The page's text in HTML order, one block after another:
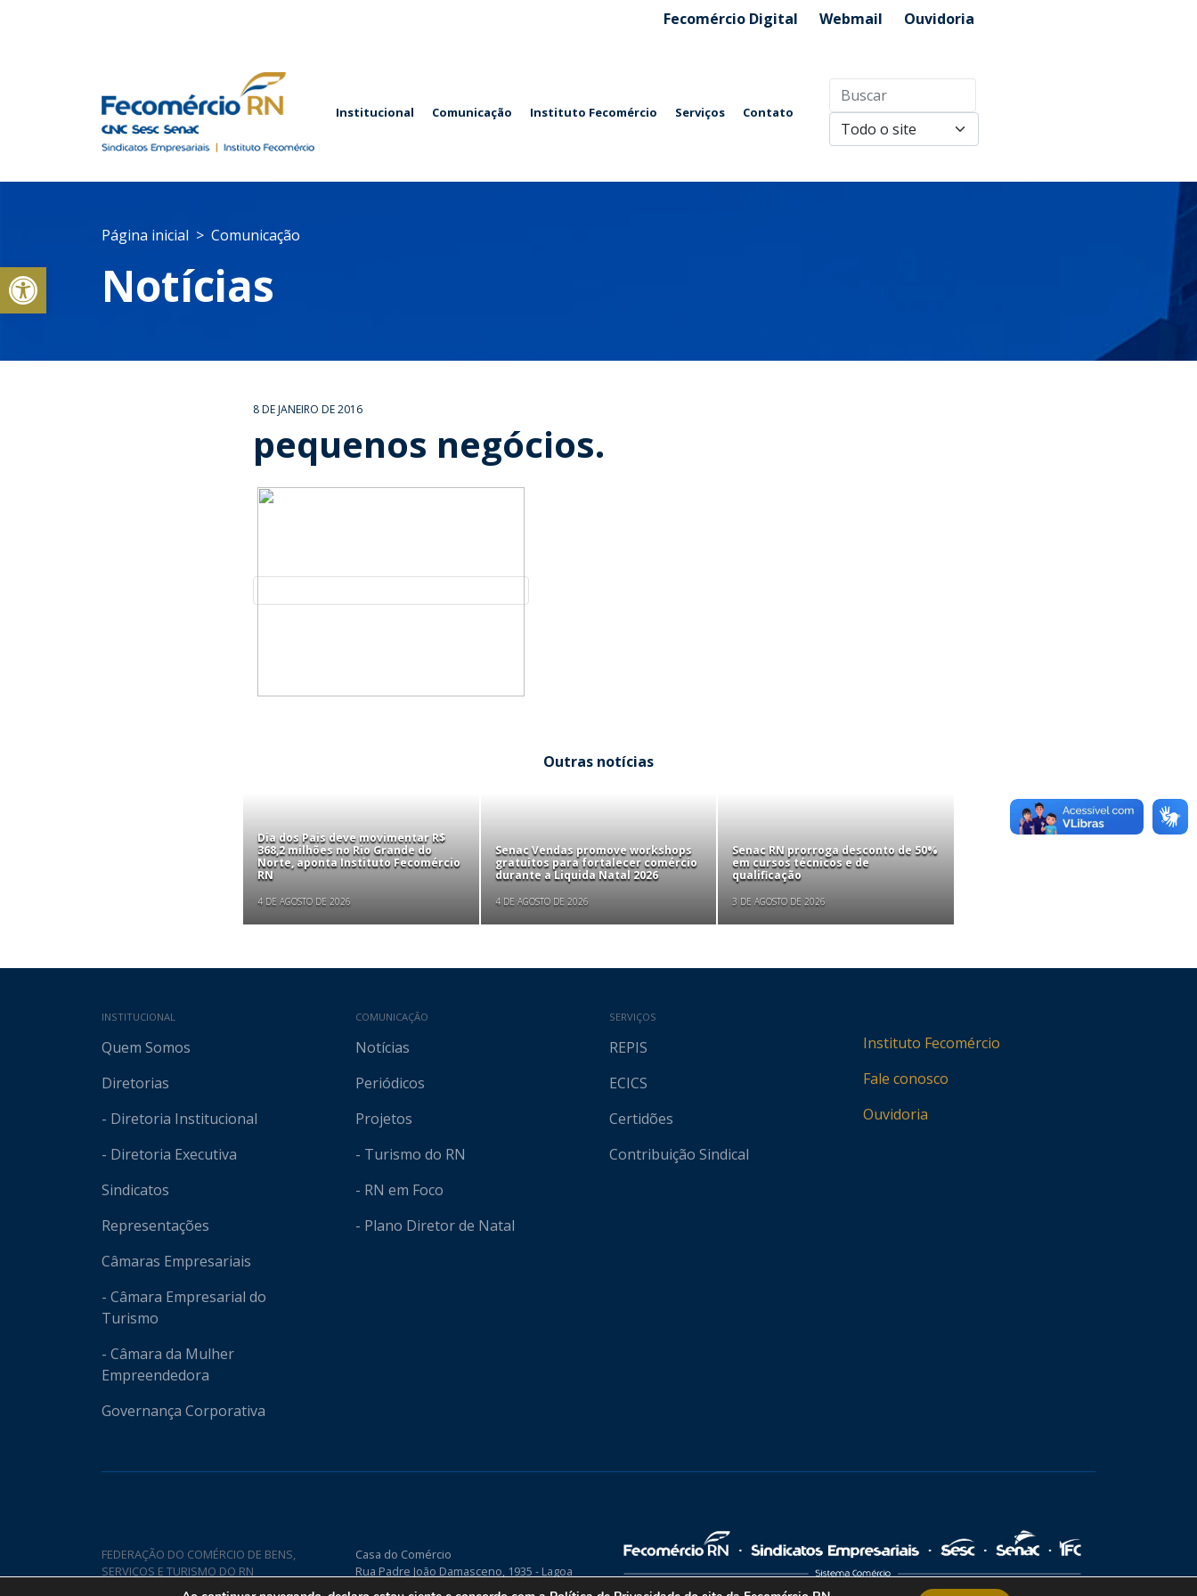
Abrir a barra de ferramentas
Fecomércio Digital Webmail Ouvidoria
Institucional Comunicação Instituto Fecomércio Serviços Contato
Página inicial Comunicação
Notícias
8 DE JANEIRO DE 2016
pequenos negócios.
Outras notícias
Dia dos Pais deve movimentar R$
368,2 milhões no Rio Grande do
Norte, aponta Instituto Fecomércio
RN
4 DE AGOSTO DE 2026
Senac Vendas promove workshops
gratuitos para fortalecer comércio
durante a Liquida Natal 2026
4 DE AGOSTO DE 2026
Senac RN prorroga desconto de 50%
em cursos técnicos e de
qualificação
3 DE AGOSTO DE 2026
Mapa do site
INSTITUCIONAL
Quem Somos
Diretorias
- Diretoria Institucional
- Diretoria Executiva
Sindicatos
Representações
Câmaras Empresariais
- Câmara Empresarial do
Turismo
- Câmara da Mulher
Empreendedora
Governança Corporativa
COMUNICAÇÃO
Notícias
Periódicos
Projetos
- Turismo do RN
- RN em Foco
- Plano Diretor de Natal
SERVIÇOS
REPIS
ECICS
Certidões
Contribuição Sindical
Instituto Fecomércio
Fale conosco
Ouvidoria
FEDERAÇÃO DO COMÉRCIO DE BENS,
SERVIÇOS E TURISMO DO RN
Casa do Comércio
Rua Padre João Damasceno, 1935 - Lagoa
Nova CEP 59075-760